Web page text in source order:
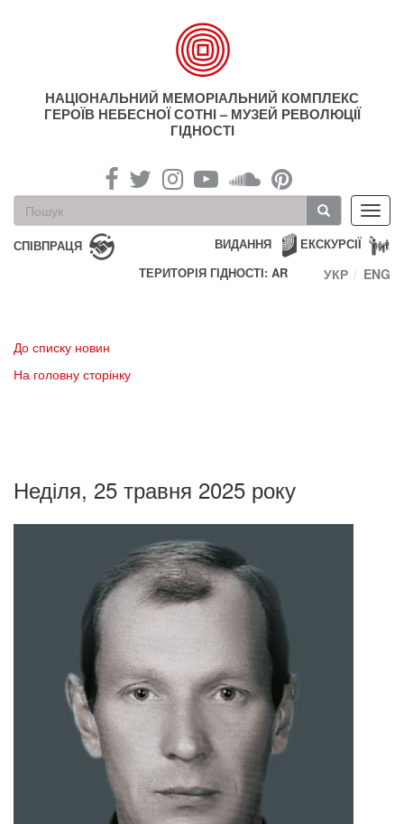
НАЦІОНАЛЬНИЙ МЕМОРІАЛЬНИЙ КОМПЛЕКС
ГЕРОЇВ НЕБЕСНОЇ СОТНІ – МУЗЕЙ РЕВОЛЮЦІЇ
ГІДНОСТІ
Пошукова
форма
Пошук
СПІВПРАЦЯ ЕКСКУРСІЇ
ВИДАННЯ
ТЕРИТОРІЯ ГІДНОСТІ: AR
УКР ENG
До списку новин
На головну сторінку
Неділя, 25 травня 2025 року